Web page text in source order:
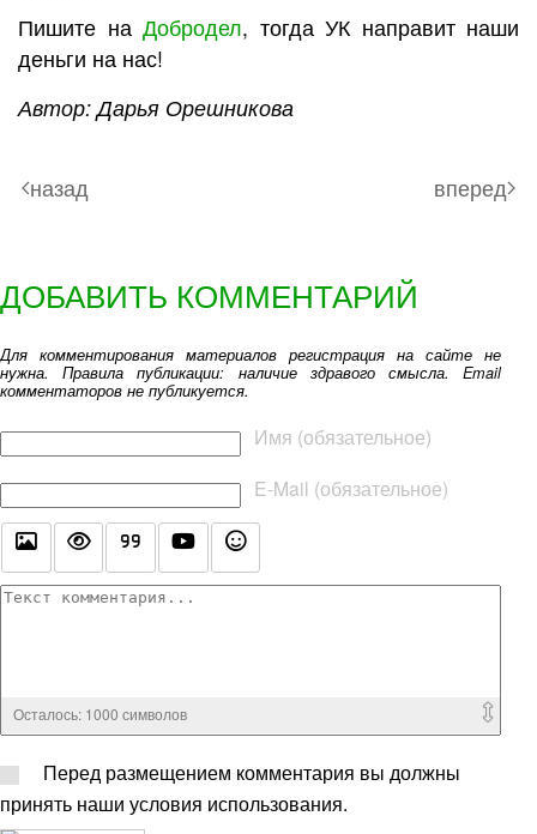
Пишите на Добродел, тогда УК направит наши
деньги на нас!
Автор: Дарья Орешникова
назад вперед
ДОБАВИТЬ КОММЕНТАРИЙ
Для комментирования материалов регистрация на сайте не
нужна. Правила публикации: наличие здравого смысла. Email
комментаторов не публикуется.
Имя (обязательное)
E-Mail (обязательное)
Текст комментария
Осталось: 1000 символов
Перед размещением комментария вы должны
принять наши условия использования.